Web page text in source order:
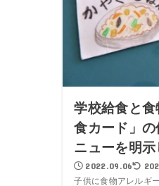
学校給食と
食カード」
ニューを明
2022.09.06
子供に食物アレルギ